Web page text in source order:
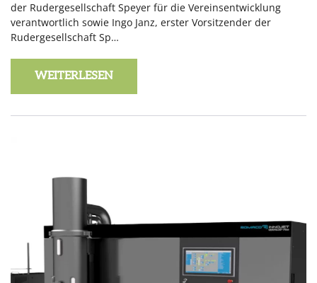
der Rudergesellschaft Speyer für die Vereinsentwicklung
verantwortlich sowie Ingo Janz, erster Vorsitzender der
Rudergesellschaft Sp…
WEITERLESEN